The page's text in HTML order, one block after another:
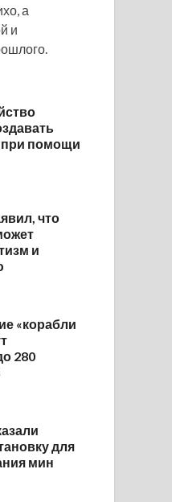
а
и
помощи
что
и
«корабли
280
для
мин